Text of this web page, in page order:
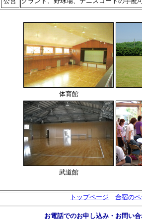
体育館
武道館
トップページ 合宿の
お電話でのお申し込み・お問い